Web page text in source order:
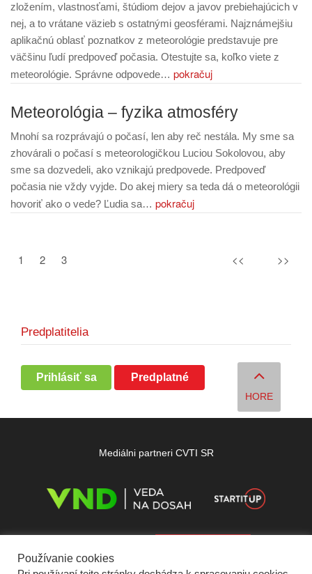
zložením, vlastnosťami, štúdiom dejov a javov prebiehajúcich v
nej, a to vrátane väzieb s ostatnými geosférami. Najznámejšiu
aplikačnú oblasť poznatkov z meteorológie predstavuje pre
väčšinu ľudí predpoveď počasia. Otestujte sa, koľko viete z
meteorológie. Správne odpovede… pokračuj
Meteorológia – fyzika atmosféry
Mnohí sa rozprávajú o počasí, len aby reč nestála. My sme sa
zhovárali o počasí s meteorologičkou Luciou Sokolovou, aby
sme sa dozvedeli, ako vznikajú predpovede. Predpoveď
počasia nie vždy vyjde. Do akej miery sa teda dá o meteorológii
hovoriť ako o vede? Ľudia sa… pokračuj
<<
1 2 3 >>
Predplatitelia
Prihlásiť sa Predplatné
HORE
Mediálni partneri CVTI SR
Používanie cookies